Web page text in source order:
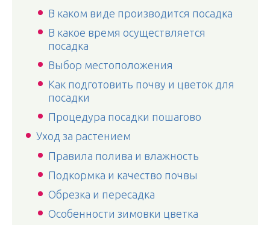
В каком виде производится посадка
В какое время осуществляется
посадка
Выбор местоположения
Как подготовить почву и цветок для
посадки
Процедура посадки пошагово
Уход за растением
Правила полива и влажность
Подкормка и качество почвы
Обрезка и пересадка
Особенности зимовки цветка